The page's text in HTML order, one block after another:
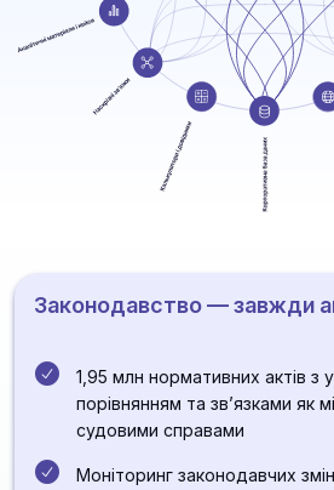
Законодавство — завжди
1,95 млн нормативних актів з
порівнянням та зв’язками як
судовими справами
Моніторинг законодавчих